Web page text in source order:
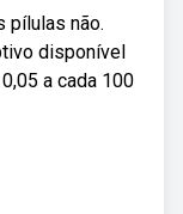
pílulas não.
disponível
a cada 100